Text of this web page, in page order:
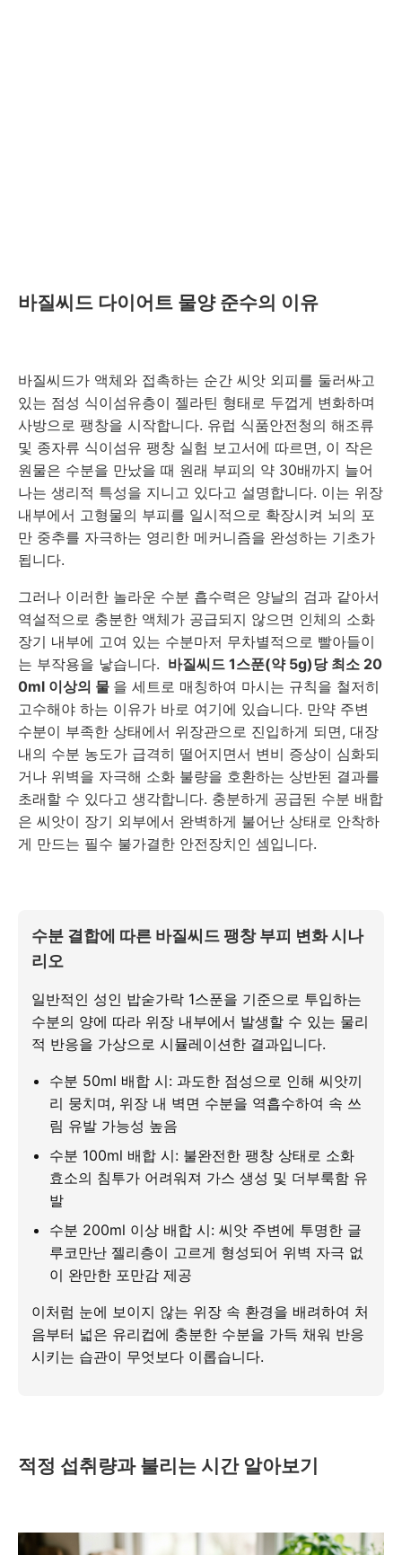
바질씨드 다이어트 물양 준수의 이유
바질씨드가 액체와 접촉하는 순간 씨앗 외피를 둘러싸고
있는 점성 식이섬유층이 젤라틴 형태로 두껍게 변화하며
사방으로 팽창을 시작합니다. 유럽 식품안전청의 해조류
및 종자류 식이섬유 팽창 실험 보고서에 따르면, 이 작은
원물은 수분을 만났을 때 원래 부피의 약 30배까지 늘어
나는 생리적 특성을 지니고 있다고 설명합니다. 이는 위장
내부에서 고형물의 부피를 일시적으로 확장시켜 뇌의 포
만 중추를 자극하는 영리한 메커니즘을 완성하는 기초가
됩니다.
그러나 이러한 놀라운 수분 흡수력은 양날의 검과 같아서
역설적으로 충분한 액체가 공급되지 않으면 인체의 소화
장기 내부에 고여 있는 수분마저 무차별적으로 빨아들이
는 부작용을 낳습니다. 바질씨드 1스푼(약 5g)당 최소 20
0ml 이상의 물 을 세트로 매칭하여 마시는 규칙을 철저히
고수해야 하는 이유가 바로 여기에 있습니다. 만약 주변
수분이 부족한 상태에서 위장관으로 진입하게 되면, 대장
내의 수분 농도가 급격히 떨어지면서 변비 증상이 심화되
거나 위벽을 자극해 소화 불량을 호환하는 상반된 결과를
초래할 수 있다고 생각합니다. 충분하게 공급된 수분 배합
은 씨앗이 장기 외부에서 완벽하게 불어난 상태로 안착하
게 만드는 필수 불가결한 안전장치인 셈입니다.
수분 결합에 따른 바질씨드 팽창 부피 변화 시나
리오
일반적인 성인 밥숟가락 1스푼을 기준으로 투입하는
수분의 양에 따라 위장 내부에서 발생할 수 있는 물리
적 반응을 가상으로 시뮬레이션한 결과입니다.
수분 50ml 배합 시: 과도한 점성으로 인해 씨앗끼
리 뭉치며, 위장 내 벽면 수분을 역흡수하여 속 쓰
림 유발 가능성 높음
수분 100ml 배합 시: 불완전한 팽창 상태로 소화
효소의 침투가 어려워져 가스 생성 및 더부룩함 유
발
수분 200ml 이상 배합 시: 씨앗 주변에 투명한 글
루코만난 젤리층이 고르게 형성되어 위벽 자극 없
이 완만한 포만감 제공
이처럼 눈에 보이지 않는 위장 속 환경을 배려하여 처
음부터 넓은 유리컵에 충분한 수분을 가득 채워 반응
시키는 습관이 무엇보다 이롭습니다.
적정 섭취량과 불리는 시간 알아보기